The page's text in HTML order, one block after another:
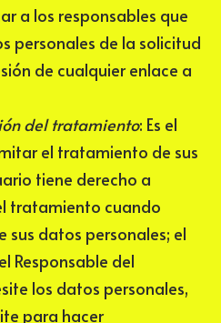
a los responsables que
personales de la solicitud
de cualquier enlace a
del tratamiento: Es el
el tratamiento de sus
tiene derecho a
tratamiento cuando
datos personales; el
Responsable del
los datos personales,
para hacer